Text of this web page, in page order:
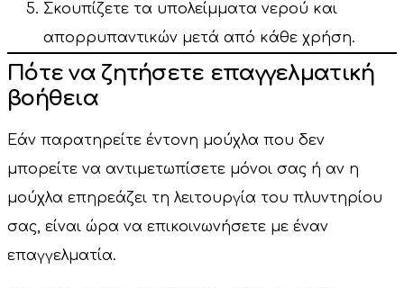
Σκουπίζετε τα υπολείμματα νερού και
απορρυπαντικών μετά από κάθε χρήση.
Πότε να ζητήσετε επαγγελματική
βοήθεια
Εάν παρατηρείτε έντονη μούχλα που δεν
μπορείτε να αντιμετωπίσετε μόνοι σας ή αν η
μούχλα επηρεάζει τη λειτουργία του πλυντηρίου
σας, είναι ώρα να επικοινωνήσετε με έναν
επαγγελματία.